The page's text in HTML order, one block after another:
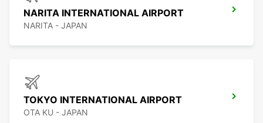
NARITA INTERNATIONAL AIRPORT
NARITA - JAPAN
TOKYO INTERNATIONAL AIRPORT
OTA KU - JAPAN